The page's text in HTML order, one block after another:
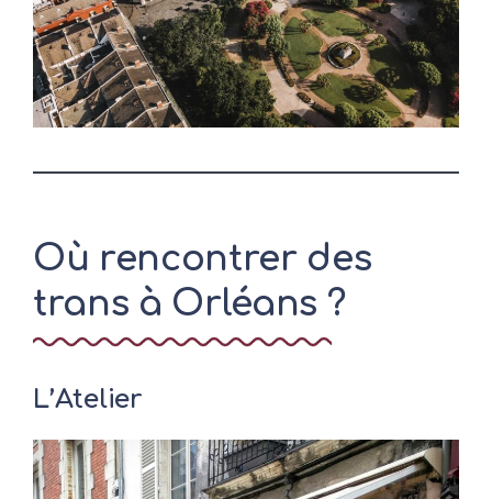
Où rencontrer des
trans à Orléans ?
L’Atelier